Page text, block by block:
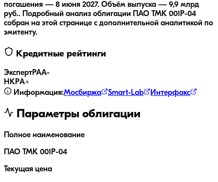
погашения — 8 июня 2027. Объём выпуска — 9,9 млрд
руб..
Подробный анализ облигации
ПАО ТМК 001P-04
собран на этой странице с дополнительной аналитикой по
эмитенту.
Кредитные рейтинги
ЭкспертРАA-
НКРA+
Информация:Мосбиржа Smart-Lab Интерфакс
Параметры облигации
Полное наименование
ПАО ТМК 001P-04
Текущая цена